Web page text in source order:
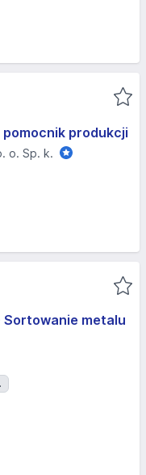
produkcji
o. Sp. k.
Sortowanie metalu